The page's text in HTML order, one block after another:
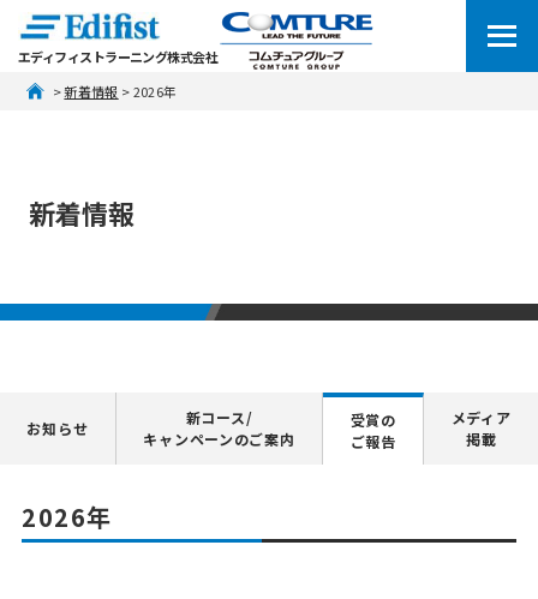
エディフィストラーニング株式会社
> 新着情報 > 2026年
新着情報
お知らせ
新コース/
キャンペーンのご案内
受賞の
ご報告
メディア
掲載
2026年